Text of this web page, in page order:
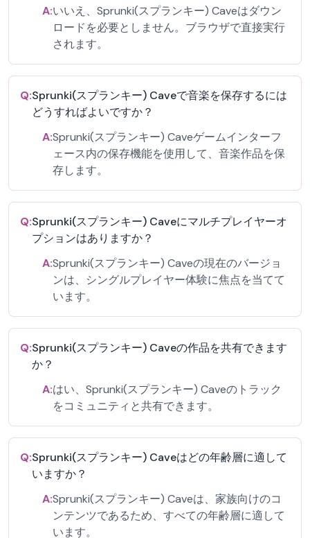
A:いいえ、Sprunki(スプランキー) Caveはダウン
ロードを必要としません。ブラウザで直接実行
されます。
Q:Sprunki(スプランキー) Caveで音楽を保存するには
どうすればよいですか？
A:Sprunki(スプランキー) Caveゲームインターフ
ェース内の保存機能を使用して、音楽作品を保
存します。
Q:Sprunki(スプランキー) Caveにマルチプレイヤーオ
プションはありますか？
A:Sprunki(スプランキー) Caveの現在のバージョ
ンは、シングルプレイヤー体験に焦点を当てて
います。
Q:Sprunki(スプランキー) Caveの作品を共有できます
か？
A:はい、Sprunki(スプランキー) Caveのトラック
をコミュニティと共有できます。
Q:Sprunki(スプランキー) Caveはどの年齢層に適して
いますか？
A:Sprunki(スプランキー) Caveは、家族向けのコ
ンテンツであるため、すべての年齢層に適して
います。